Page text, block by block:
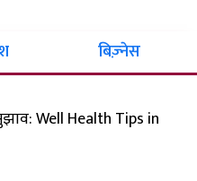
बिज़्नेस
Well Health Tips in